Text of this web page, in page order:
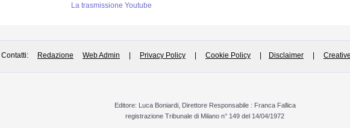
La trasmissione Youtube
Contatti: Redazione Web Admin | Privacy Policy | Cookie Policy | Disclaimer |
Editore: Luca Boniardi, Direttore Responsabile : Franca Fallica
registrazione Tribunale di Milano n° 149 del 14/04/1972